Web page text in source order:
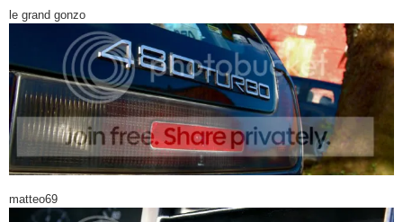
le grand gonzo
matteo69